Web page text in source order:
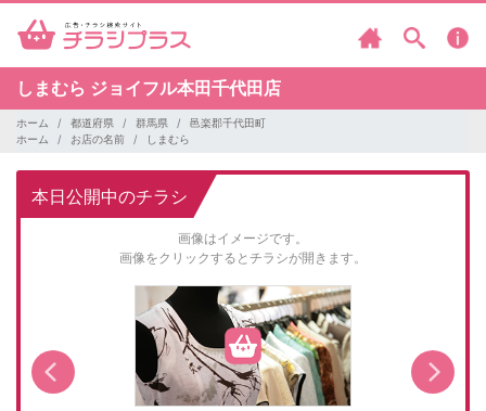
しまむら ジョイフル本田千代田店
ホーム 都道府県 群馬県
邑楽郡千代田町
ホーム
お店の名前 しまむら
本日公開中のチラシ
画像はイメージです。
画像をクリックするとチラシが開きます。